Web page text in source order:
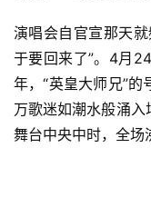
演唱会自官宣那天
于要回来了”。4月
年，“英皇大师兄”
万歌迷如潮水般涌
舞台中央中时，全